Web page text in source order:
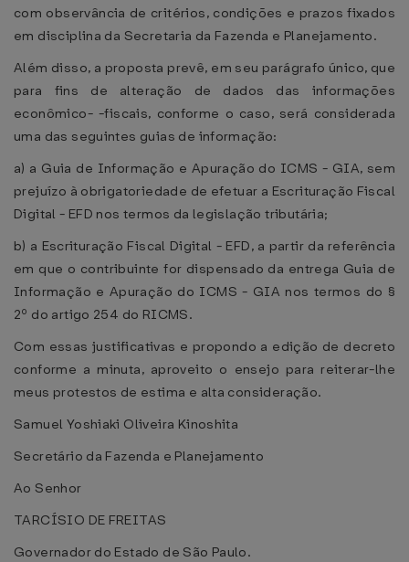
com observância de critérios, condições e prazos fixados
em disciplina da Secretaria da Fazenda e Planejamento.
Além disso, a proposta prevê, em seu parágrafo único, que
para fins de alteração de dados das informações
econômico- -fiscais, conforme o caso, será considerada
uma das seguintes guias de informação:
a) a Guia de Informação e Apuração do ICMS - GIA, sem
prejuízo à obrigatoriedade de efetuar a Escrituração Fiscal
Digital - EFD nos termos da legislação tributária;
b) a Escrituração Fiscal Digital - EFD, a partir da referência
em que o contribuinte for dispensado da entrega Guia de
Informação e Apuração do ICMS - GIA nos termos do §
2º do artigo 254 do RICMS.
Com essas justificativas e propondo a edição de decreto
conforme a minuta, aproveito o ensejo para reiterar-lhe
meus protestos de estima e alta consideração.
Samuel Yoshiaki Oliveira Kinoshita
Secretário da Fazenda e Planejamento
Ao Senhor
TARCÍSIO DE FREITAS
Governador do Estado de São Paulo.